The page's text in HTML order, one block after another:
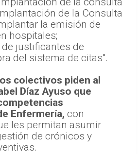
de la Consulta
la emisión de
hospitales;
justificantes de
del sistema de citas".
colectivos piden al
Díaz Ayuso que
Enfermería, con
les permitan asumir
de crónicos y